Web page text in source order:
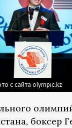
с сайта olympic.kz
боксер